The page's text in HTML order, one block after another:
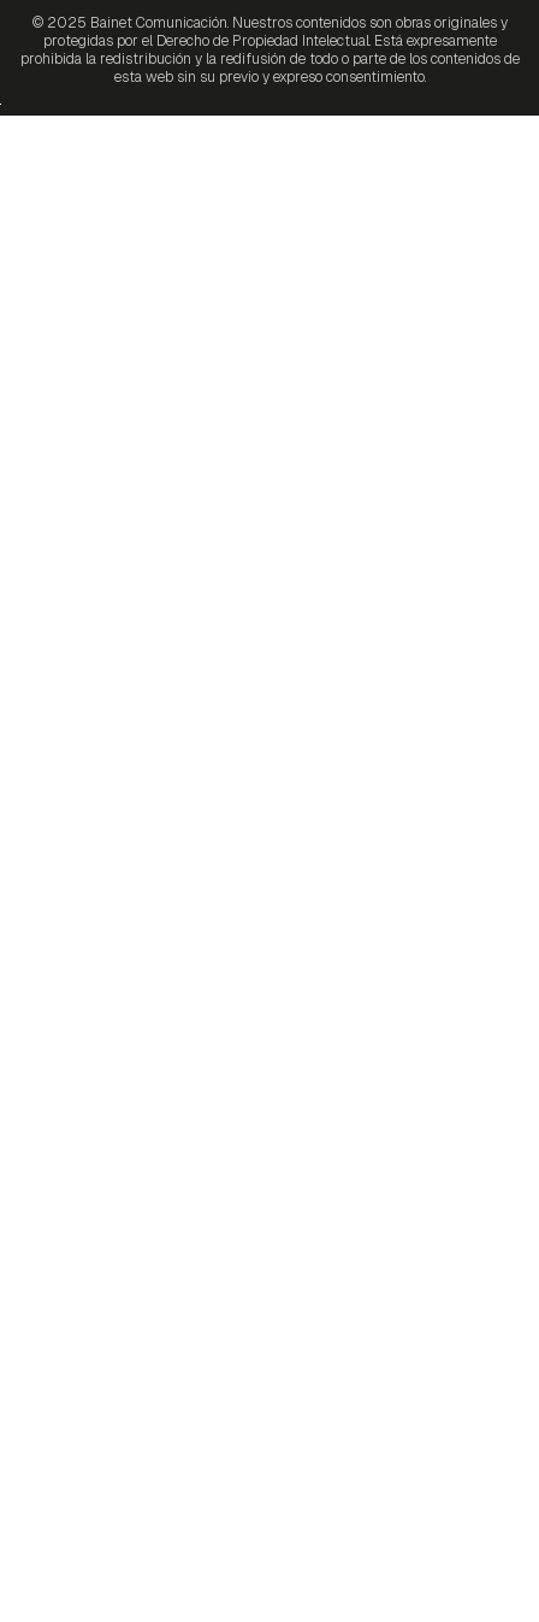
© 2025 Bainet Comunicación. Nuestros contenidos son obras originales y
protegidas por el Derecho de Propiedad Intelectual. Está expresamente
prohibida la redistribución y la redifusión de todo o parte de los contenidos de
esta web sin su previo y expreso consentimiento.